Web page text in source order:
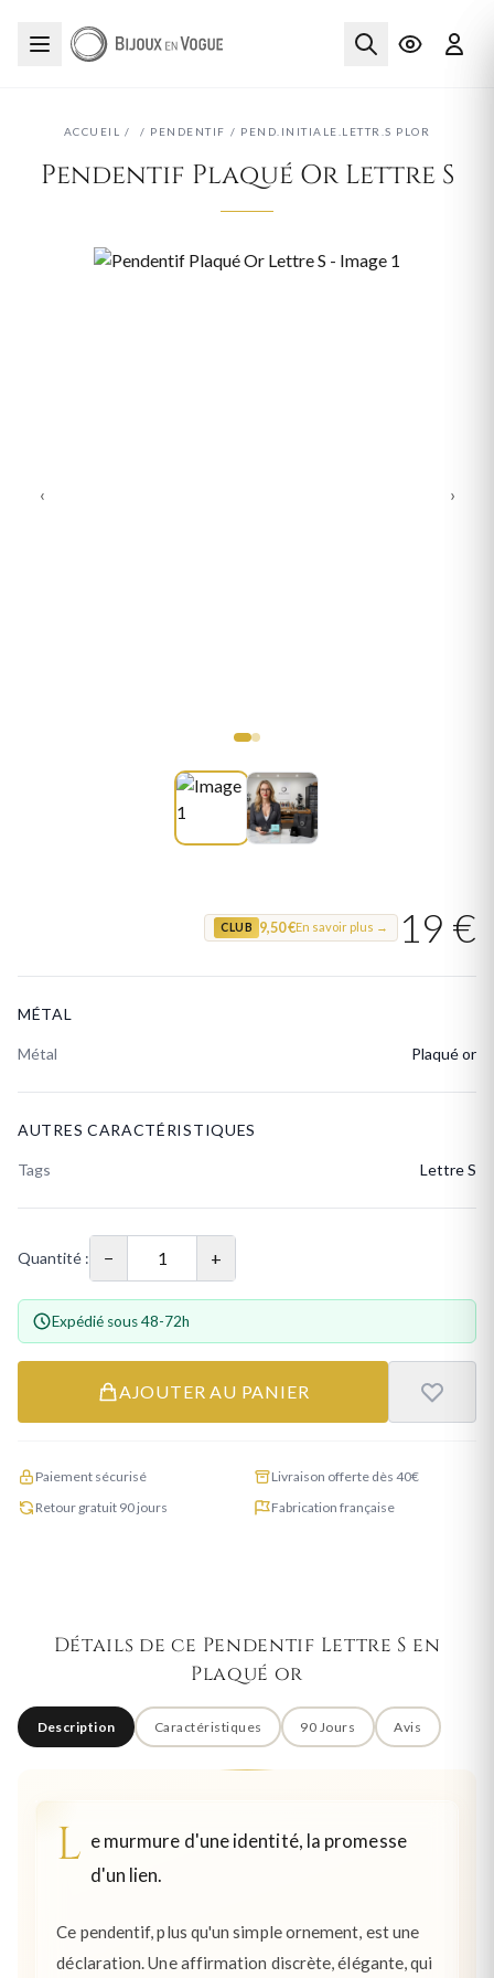
ACCUEIL / / PENDENTIF / PEND.INITIALE.LETTR.S PLOR
Pendentif Plaqué Or Lettre S
‹ ›
CLUB 9,50 €En savoir plus → 19 €
MÉTAL
Métal Plaqué or
AUTRES CARACTÉRISTIQUES
Tags Lettre S
Quantité : − +
Expédié sous 48-72h
AJOUTER AU PANIER
Paiement sécurisé
Livraison offerte dès 40€
Retour gratuit 90 jours
Fabrication française
Détails de ce Pendentif Lettre S en
Plaqué or
Description Caractéristiques 90 Jours Avis
L e murmure d'une identité, la promesse
d'un lien.
Ce pendentif, plus qu'un simple ornement, est une
déclaration. Une affirmation discrète, élégante, qui